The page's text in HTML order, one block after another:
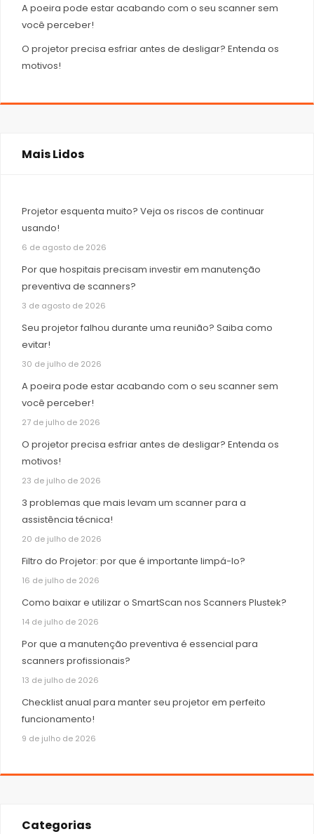
A poeira pode estar acabando com o seu scanner sem
você perceber!
O projetor precisa esfriar antes de desligar? Entenda os
motivos!
Mais Lidos
Projetor esquenta muito? Veja os riscos de continuar
usando!
6 de agosto de 2026
Por que hospitais precisam investir em manutenção
preventiva de scanners?
3 de agosto de 2026
Seu projetor falhou durante uma reunião? Saiba como
evitar!
30 de julho de 2026
A poeira pode estar acabando com o seu scanner sem
você perceber!
27 de julho de 2026
O projetor precisa esfriar antes de desligar? Entenda os
motivos!
23 de julho de 2026
3 problemas que mais levam um scanner para a
assistência técnica!
20 de julho de 2026
Filtro do Projetor: por que é importante limpá-lo?
16 de julho de 2026
Como baixar e utilizar o SmartScan nos Scanners Plustek?
14 de julho de 2026
Por que a manutenção preventiva é essencial para
scanners profissionais?
13 de julho de 2026
Checklist anual para manter seu projetor em perfeito
funcionamento!
9 de julho de 2026
Categorias